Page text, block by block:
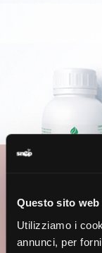
Questo sito
Utilizziamo i
annunci, per